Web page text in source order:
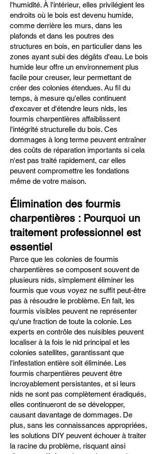
l'humidité. À l'intérieur, elles privilégient les
endroits où le bois est devenu humide,
comme derrière les murs, dans les
plafonds et dans les poutres des
structures en bois, en particulier dans les
zones ayant subi des dégâts d'eau. Le bois
humide leur offre un environnement plus
facile pour creuser, leur permettant de
créer des colonies étendues. Au fil du
temps, à mesure qu'elles continuent
d'excaver et d'étendre leurs nids, les
fourmis charpentières affaiblissent
l'intégrité structurelle du bois. Ces
dommages à long terme peuvent entraîner
des coûts de réparation importants si cela
n'est pas traité rapidement, car elles
peuvent compromettre les fondations
même de votre maison.
Élimination des fourmis
charpentières : Pourquoi un
traitement professionnel est
essentiel
Parce que les colonies de fourmis
charpentières se composent souvent de
plusieurs nids, simplement éliminer les
fourmis que vous voyez ne suffit peut-être
pas à résoudre le problème. En fait, les
fourmis visibles peuvent ne représenter
qu'une fraction de toute la colonie. Les
experts en contrôle des nuisibles peuvent
localiser à la fois le nid principal et les
colonies satellites, garantissant que
l'infestation entière soit éliminée. Les
fourmis charpentières peuvent être
incroyablement persistantes, et si leurs
nids ne sont pas complètement éradiqués,
elles continueront de se développer,
causant davantage de dommages. De
plus, sans les connaissances appropriées,
les solutions DIY peuvent échouer à traiter
la racine du problème, risquant ainsi